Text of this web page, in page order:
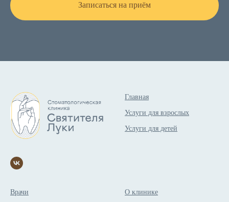
Записаться на приём
Главная
Услуги для взрослых
Услуги для детей
Врачи О клинике